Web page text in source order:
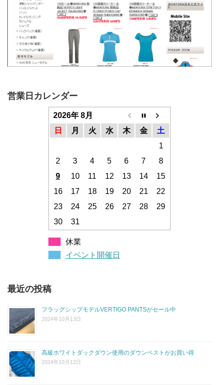
営業日カレンダー
2026年 8月
日
月 火 水 木 金
土
1
2
3 4 5 6 7
8
9
10 11 12 13 14
15
16
17 18 19 20 21
22
23
24 25 26 27 28
29
30
31
休業
イベント開催日
最近の投稿
フラッグシップモデルVERTIGO PANTSがセール中
2024年10月13日
高級ホワイトダックダウン使用のダウンベストがお買い得
2024年10月12日